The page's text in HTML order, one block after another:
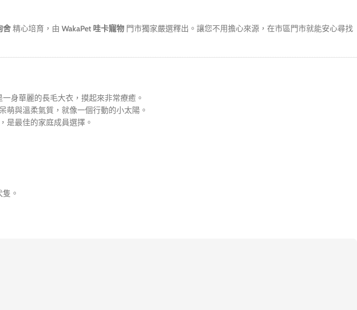
舍 精心培育，由 WakaPet 哇卡寵物 門市獨家嚴選釋出。讓您不用擔心來源，在市區門市就能安心尋找
身華麗的長毛大衣，摸起來非常療癒。
萌與溫柔氣質，就像一個行動的小太陽。
是最佳的家庭成員選擇。
。